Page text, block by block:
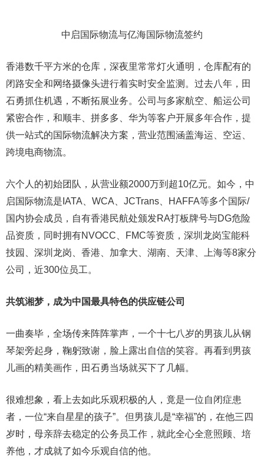
中启国际物流与亿海国际物流签约
香港数千平方米的仓库，深夜里常常灯火通明，仓库配有的
闭路安全和网络摄像头进行着实时安全监测。过去八年，田
石勇抓住机遇，不断拓展业务。公司与多家航空、船运公司
紧密合作，和顺丰、拼多多、华为等客户开展多年合作，提
供一站式的国际物流解决方案，营业范围涵盖海运、空运、
跨境电商物流。
六个人的初始团队，从营业额2000万到超10亿元。如今，中
启国际物流是IATA、WCA、JCTrans、HAFFA等多个国际/
国内协会成员，自有香港民航处颁发RA打板牌号与DG危险
品资质，同时拥有NVOCC、FMC等资质，深圳龙岗宝能科
技园、深圳龙岗、香港、加拿大、湖南、天津、上海等8家分
公司，近300位员工。
共筑湘梦，成为中国最具特色的供应链公司
一曲奏毕，全场传来阵阵掌声，一个十七八岁的男孩儿从钢
琴架旁起身，鞠躬致谢，脸上露出自信的笑容。再看到男孩
儿画的精美画作，田石勇当场就买下了几幅。
很难想象，看上去如此乐观积极的人，竟是一位自闭症患
者，一位“来自星星的孩子”。但男孩儿是“幸福”的，在他三四‎
岁时，母亲辞去稳定的公务员工作，就此全心全意照顾、培
养他，才成就了如今乐观自信的他。